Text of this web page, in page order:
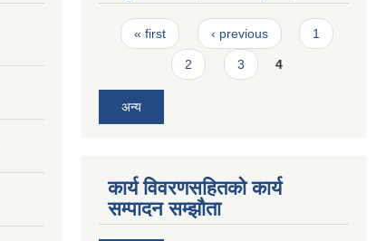
Pages
« first ‹ previous 1
2 3 4
अन्य
कार्य विवरणसहितको कार्य
सम्पादन सम्झौता